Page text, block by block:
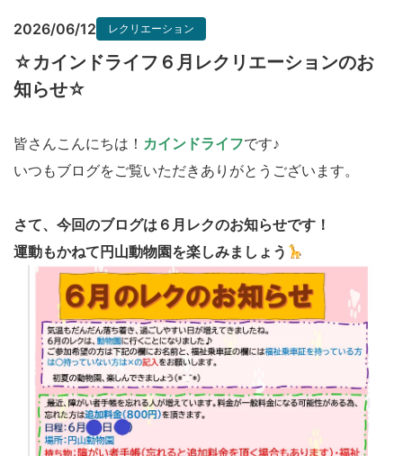
2026/06/12 レクリエーション
☆カインドライフ６月レクリエーションのお
知らせ☆
皆さんこんにちは！ カインドライフです♪
いつもブログをご覧いただきありがとうございます。
さて、今回のブログは６月レクのお知らせです！
運動もかねて円山動物園を楽しみましょう